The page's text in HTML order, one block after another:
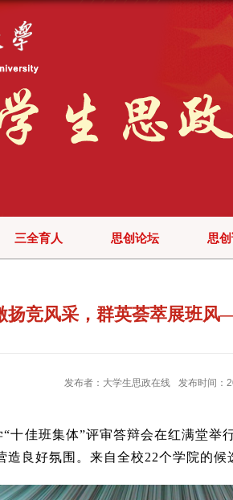
三全育人 思创论坛 思
扬竞风采，群英荟萃展班
发布者：大学生思政在线 发布时间：
十佳班集体”评审答辩会在红满堂
良好氛围。来自全校22个学院的